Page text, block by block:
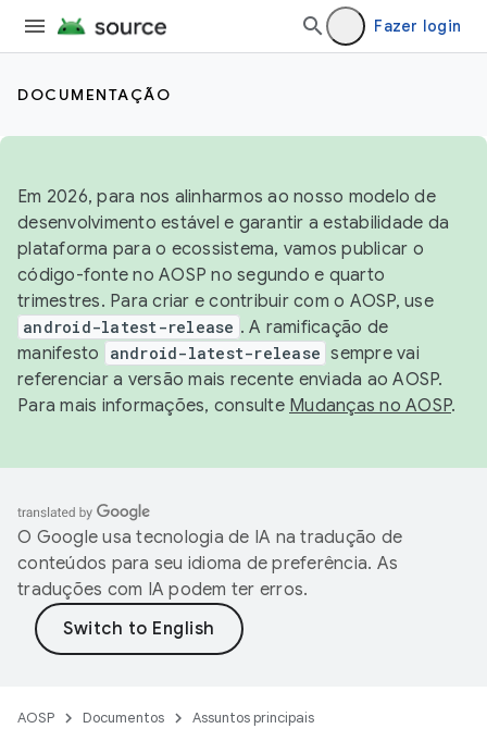
Fazer login
DOCUMENTAÇÃO
Em 2026, para nos alinharmos ao nosso modelo de
desenvolvimento estável e garantir a estabilidade da
plataforma para o ecossistema, vamos publicar o
código-fonte no AOSP no segundo e quarto
trimestres. Para criar e contribuir com o AOSP, use
android-latest-release . A ramificação de
manifesto
android-latest-release sempre vai
referenciar a versão mais recente enviada ao AOSP.
Para mais informações, consulte Mudanças no AOSP.
O Google usa tecnologia de IA na tradução de
conteúdos para seu idioma de preferência. As
traduções com IA podem ter erros.
AOSP Documentos Assuntos principais